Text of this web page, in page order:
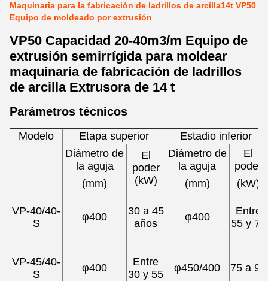
Maquinaria para la fabricación de ladrillos de arcilla14t VP50
Equipo de moldeado por extrusión
VP50 Capacidad 20-40m3/m Equipo de
extrusión semirrígida para moldear
maquinaria de fabricación de ladrillos
de arcilla Extrusora de 14 t
Parámetros técnicos
Modelo Etapa superior
Estadio inferior
Diámetro de
la aguja
El
poder
(kW)
Diámetro de
la aguja
El
poder
(mm)
(mm) (kW)
VP-40/40-
S
φ400
30 a 45
años
φ400
Entre
55 y 75
VP-45/40-
S
φ400
Entre
30 y 55
φ450/400 75 a 90